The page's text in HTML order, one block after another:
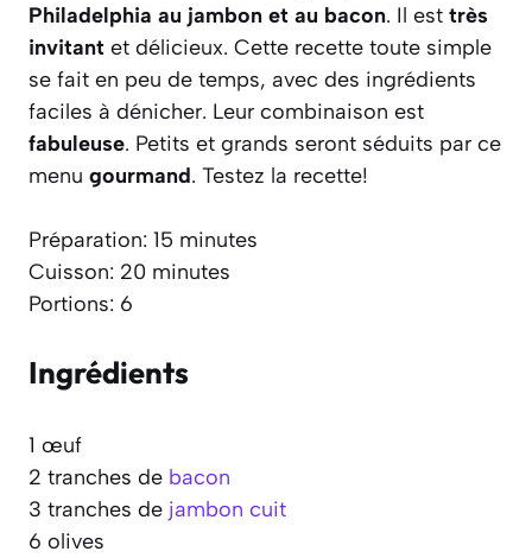
Philadelphia au jambon et au bacon. Il est très
invitant et délicieux. Cette recette toute simple
se fait en peu de temps, avec des ingrédients
faciles à dénicher. Leur combinaison est
fabuleuse. Petits et grands seront séduits par ce
menu gourmand. Testez la recette!
Préparation: 15 minutes
Cuisson: 20 minutes
Portions: 6
Ingrédients
1 œuf
2 tranches de bacon
3 tranches de jambon cuit
6 olives